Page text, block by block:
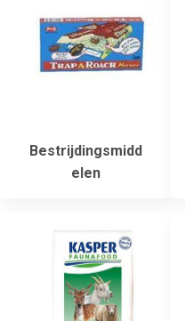
Bestrijdingsmidd
elen